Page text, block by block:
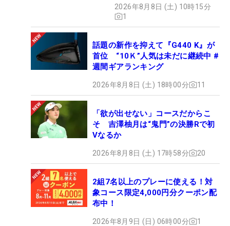
2026年8月8日 (土) 10時15分
1
話題の新作を抑えて『G440 K』が
首位 “10Ｋ”人気は未だに継続中 #
週間ギアランキング
2026年8月8日 (土) 18時00分 11
「欲が出せない」コースだからこ
そ 吉澤柚月は“鬼門”の決勝Rで初
Vなるか
2026年8月8日 (土) 17時58分 20
2組7名以上のプレーに使える！対
象コース限定4,000円分クーポン配
布中！
2026年8月9日 (日) 06時00分 1